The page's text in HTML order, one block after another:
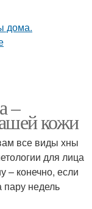
–
кожи
все виды хны
для лица
– конечно, если
недель